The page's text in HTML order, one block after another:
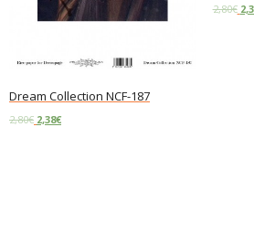
Dream Collection NCF-187
2,80€ 2,38€
2,80€